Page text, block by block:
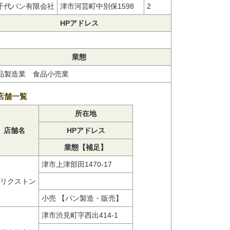
代パン有限会社 津市河芸町中別保1598 2
HPアドレス
業態
製造業 食品小売業
舗一覧
店舗名
所在地
HPアドレス
業態【補足】
クストン
津市上津部田1470-17
小売 【パン製造・販売】
津市渋見町字西出414-1